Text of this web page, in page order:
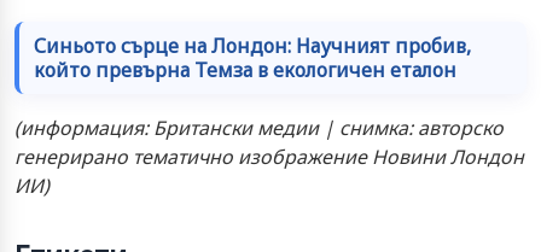
Синьото сърце на Лондон: Научният пробив,
който превърна Темза в екологичен еталон
(информация: Британски медии | снимка: авторско
генерирано тематично изображение Новини Лондон
ИИ)